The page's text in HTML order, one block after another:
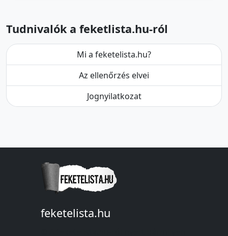
Tudnivalók a feketlista.hu-ról
Mi a feketelista.hu?
Az ellenőrzés elvei
Jognyilatkozat
feketelista.hu